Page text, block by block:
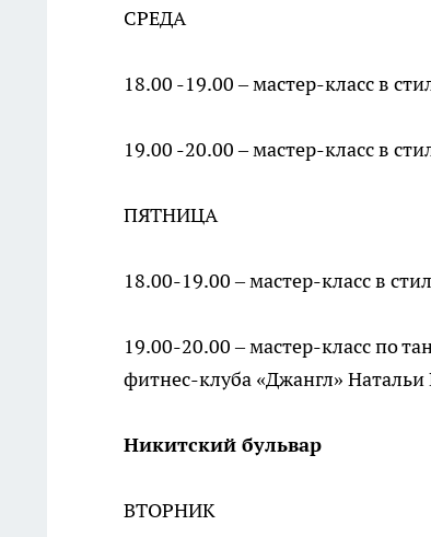
СРЕДА
18.00 -19.00 – мастер-класс в
19.00 -20.00 – мастер-класс в
ПЯТНИЦА
18.00-19.00 – мастер-класс в
19.00-20.00 – мастер-класс по
фитнес-клуба «Джангл»
Никитский бульвар
ВТОРНИК